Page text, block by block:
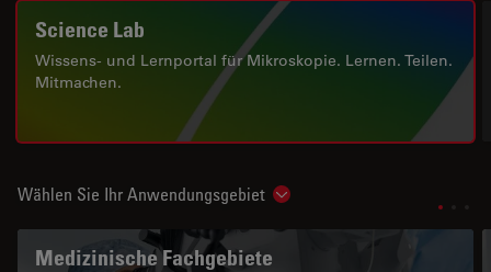
Science Lab
Wissens- und Lernportal für Mikroskopie. Lernen. Teilen.
Mitmachen.
Wählen Sie Ihr Anwendungsgebiet Show subnavigation
Medizinische Fachgebiete